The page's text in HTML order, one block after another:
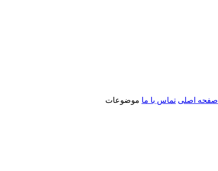
صفحه اصلی تماس با ما موضوعات